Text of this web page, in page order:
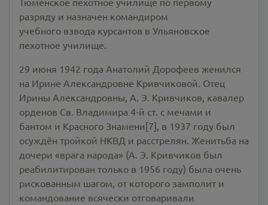
разряду и назначен командиром
учебного взвода курсантов в Ульяновское
пехотное училище.
29 июня 1942 года Анатолий Дорофеев женился
на Ирине Александровне Кривчиковой. Отец
Ирины Александровны, А. Э. Кривчиков, кавалер
орденов Св. Владимира 4-й ст. с мечами и
бантом и Красного Знамени[7], в 1937 году был
осуждён тройкой НКВД и расстрелян. Женитьба на
дочери «врага народа» (А. Э. Кривчиков был
реабилитирован только в 1956 году) была очень
рискованным шагом, от которого замполит и
командование всячески отговаривали